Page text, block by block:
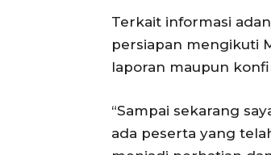
Terkait informasi
persiapan mengikuti
laporan maupun
“Sampai sekarang
ada peserta yang